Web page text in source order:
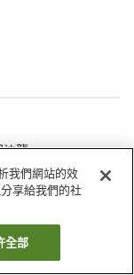
沙龍
我們網站的效
享給我們的社
全部